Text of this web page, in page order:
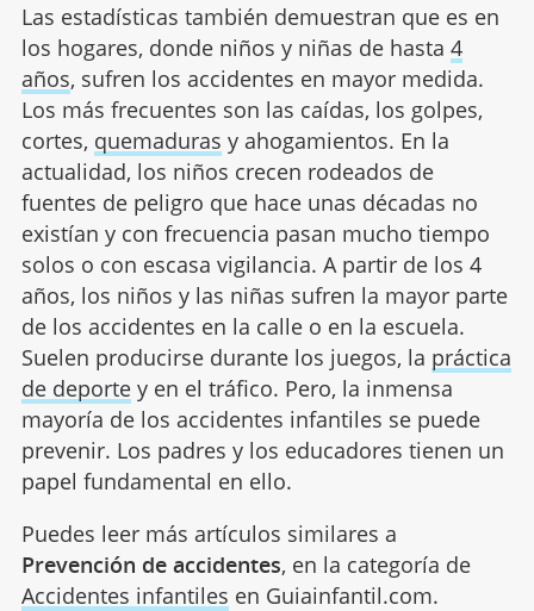
Las estadísticas también demuestran que es en
los hogares, donde niños y niñas de hasta 4
años, sufren los accidentes en mayor medida.
Los más frecuentes son las caídas, los golpes,
cortes, quemaduras y ahogamientos. En la
actualidad, los niños crecen rodeados de
fuentes de peligro que hace unas décadas no
existían y con frecuencia pasan mucho tiempo
solos o con escasa vigilancia. A partir de los 4
años, los niños y las niñas sufren la mayor parte
de los accidentes en la calle o en la escuela.
Suelen producirse durante los juegos, la práctica
de deportey en el tráfico. Pero, la inmensa
mayoría de los accidentes infantiles se puede
prevenir. Los padres y los educadores tienen un
papel fundamental en ello.
Puedes leer más artículos similares a
Prevención de accidentes, en la categoría de
Accidentes infantiles en Guiainfantil.com.